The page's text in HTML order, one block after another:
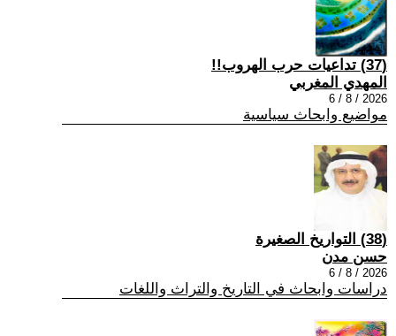
(37) تداعيات حرب الهروب!!
المهدي المغربي
2026 / 8 / 6
مواضيع وابحاث سياسية
(38) التواريخ الصغيرة
حسن مدن
2026 / 8 / 6
دراسات وابحاث في التاريخ والتراث واللغات